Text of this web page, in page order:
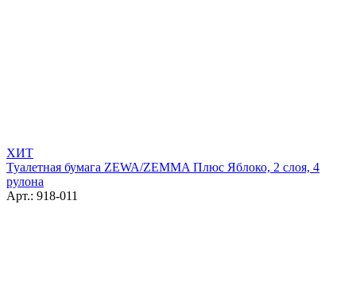
ХИТ
Туалетная бумага ZEWA/ZEMMA Плюс Яблоко, 2 слоя, 4
рулона
Арт.: 918-011